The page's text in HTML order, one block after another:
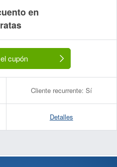
en
cupón
Cliente recurrente: Sí
Detalles